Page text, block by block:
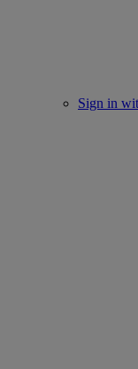
Sign in